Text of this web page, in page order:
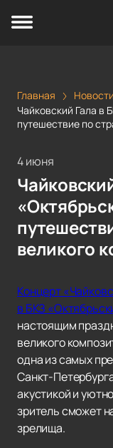
Главная
Новости
Чайковский Гала в
путешествие по
4 июня
великого
Концерт
в БКЗ
настоящим
великого
одна из самых
Санкт-
акустикой и
зритель сможет
зрелища.